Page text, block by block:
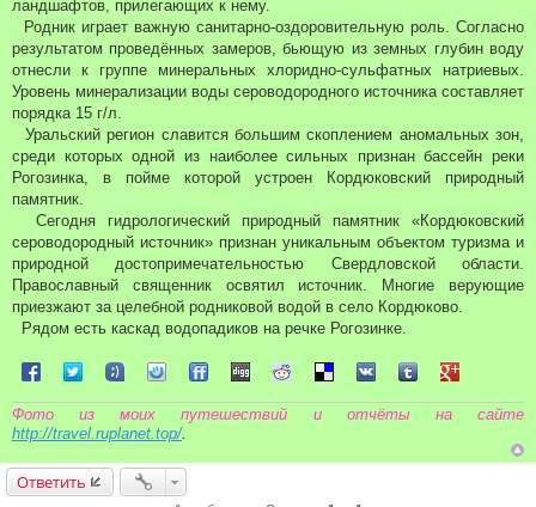
ландшафтов, прилегающих к нему.
Родник играет важную санитарно-оздоровительную роль. Согласно
результатом проведённых замеров, бьющую из земных глубин воду
отнесли к группе минеральных хлоридно-сульфатных натриевых.
Уровень минерализации воды сероводородного источника составляет
порядка 15 г/л.
Уральский регион славится большим скоплением аномальных зон,
среди которых одной из наиболее сильных признан бассейн реки
Рогозинка, в пойме которой устроен Кордюковский природный
памятник.
Сегодня гидрологический природный памятник «Кордюковский
сероводородный источник» признан уникальным объектом туризма и
природной достопримечательностью Свердловской области.
Православный священник освятил источник. Многие верующие
приезжают за целебной родниковой водой в село Кордюково.
Рядом есть каскад водопадиков на речке Рогозинке.
Поделиться в Facebook
Поделиться в Twitter
Поделиться в Tuenti
Поделиться в Sonico
Поделиться в FriendFeed
Поделиться в Digg
Поделиться в Reddit
Поделиться в Delicious
Поделиться в VK
Поделиться в
Поделиться
Фото из моих путешествий и отчёты на сайте
http://travel.ruplanet.top/.
Ответить